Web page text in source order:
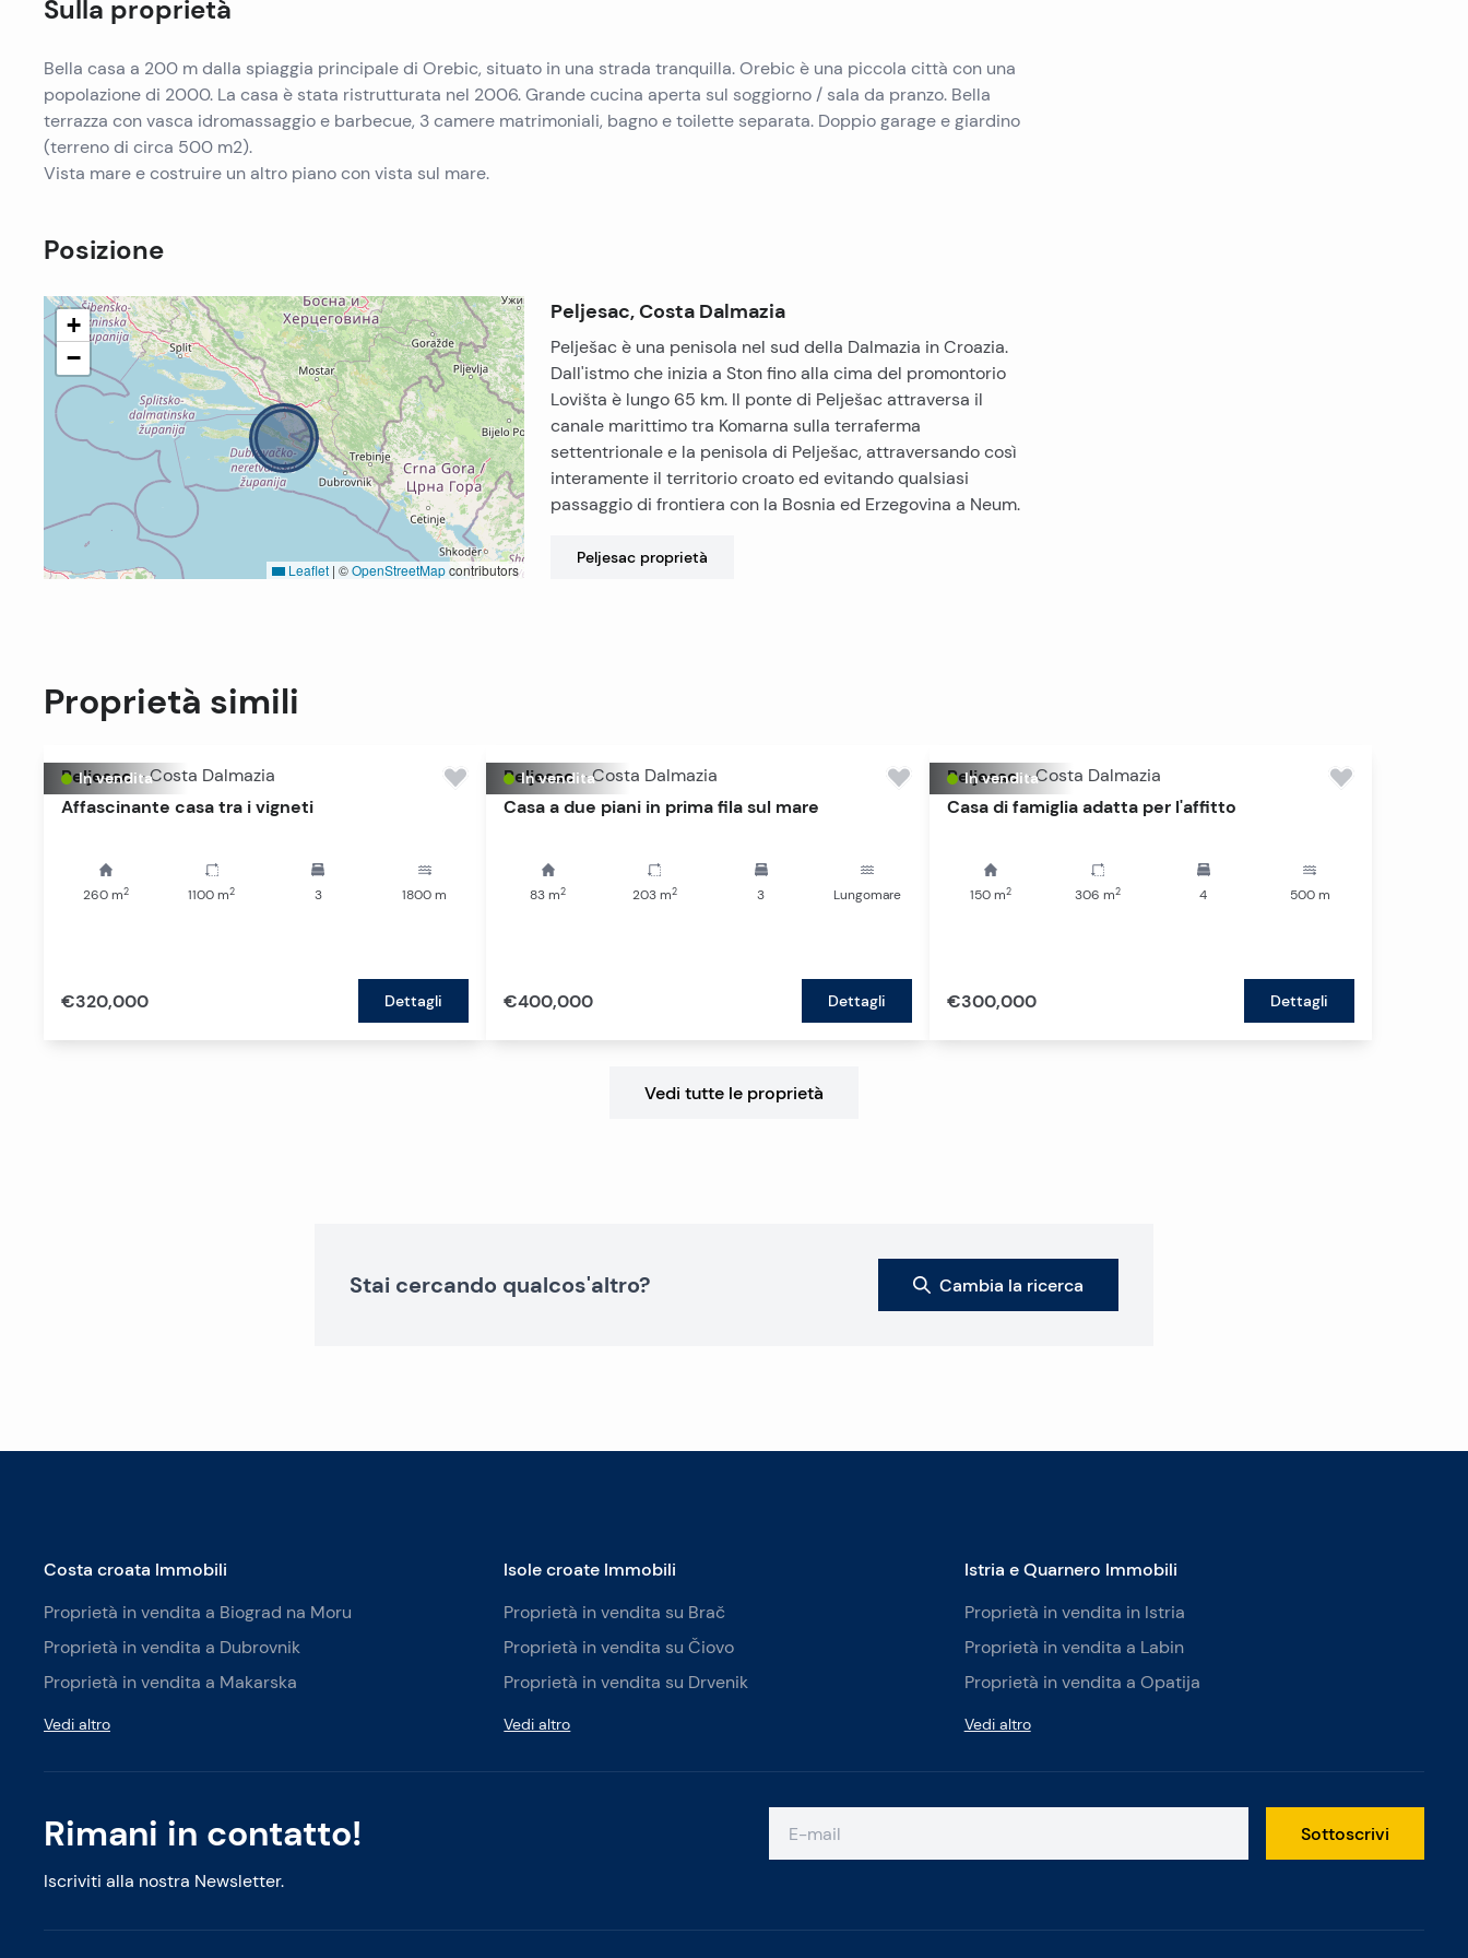
Sulla proprietà
Bella casa a 200 m dalla spiaggia principale di Orebic, situato in una strada tranquilla. Orebic è una piccola città con una
popolazione di 2000. La casa è stata ristrutturata nel 2006. Grande cucina aperta sul soggiorno / sala da pranzo. Bella
terrazza con vasca idromassaggio e barbecue, 3 camere matrimoniali, bagno e toilette separata. Doppio garage e giardino
(terreno di circa 500 m2).
Vista mare e costruire un altro piano con vista sul mare.
Posizione
+
−
Leaflet | ©OpenStreetMapcontributors
Peljesac, Costa Dalmazia
Pelješac è una penisola nel sud della Dalmazia in Croazia.
Dall'istmo che inizia a Ston fino alla cima del promontorio
Lovišta è lungo 65 km. Il ponte di Pelješac attraversa il
canale marittimo tra Komarna sulla terraferma
settentrionale e la penisola di Pelješac, attraversando così
interamente il territorio croato ed evitando qualsiasi
passaggio di frontiera con la Bosnia ed Erzegovina a Neum.
Peljesac proprietà
Proprietà simili
In vendita
Peljesac - Costa Dalmazia
Affascinante casa tra i vigneti
260m2 1100 m2 3 1800 m
€320,000 Dettagli
In vendita
Peljesac - Costa Dalmazia
Casa a due piani in prima fila sul mare
83 m2 203m2 3 Lungomare
€400,000 Dettagli
In vendita
Peljesac - Costa Dalmazia
Casa di famiglia adatta per l'affitto
150 m2 306 m2 4 500m
€300,000 Dettagli
Vedi tutte le proprietà
Stai cercando qualcos'altro? Cambia la ricerca
Rimani in contatto!
Iscriviti alla nostra Newsletter.
Sottoscrivi
Costa croata Immobili
Proprietà in vendita a Biograd na Moru
Proprietà in vendita a Dubrovnik
Proprietà in vendita a Makarska
Vedi altro
Isole croate Immobili
Proprietà in vendita su Brač
Proprietà in vendita su Čiovo
Proprietà in vendita su Drvenik
Vedi altro
Istria e Quarnero Immobili
Proprietà in vendita in Istria
Proprietà in vendita a Labin
Proprietà in vendita a Opatija
Vedi altro